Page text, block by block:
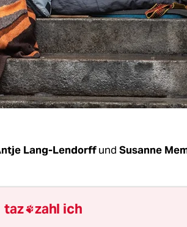
Lang-Lendorffund Susanne
Mitte hat
nach Beschwerden
taz zahl ich